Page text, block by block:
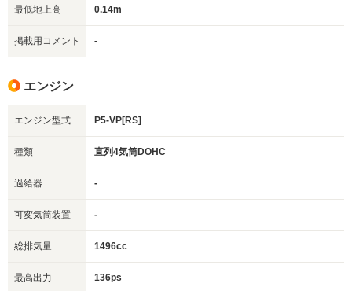
最低地上高 0.14m
掲載用コメント -
エンジン
エンジン型式 P5-VP[RS]
種類 直列4気筒DOHC
過給器 -
可変気筒装置 -
総排気量 1496cc
最高出力 136ps